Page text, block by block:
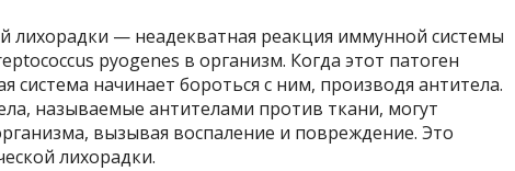
лихорадки — неадекватная реакция иммунной системы
pyogenes в организм. Когда этот патоген
система начинает бороться с ним, производя антитела.
называемые антителами против ткани, могут
вызывая воспаление и повреждение. Это
лихорадки.